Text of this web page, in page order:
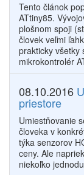
Tento článok
ATtiny85.
plošnom spoji
človek veľmi
prakticky všetky
mikrokontrolér
08.10.2016
priestore
Umiestňovanie
človeka v
týka senzorov
ceny. Ale
niekoľko